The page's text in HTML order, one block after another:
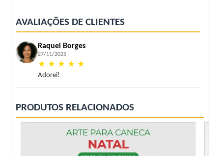
AVALIAÇÕES DE CLIENTES
Raquel Borges
27/11/2025
★ ★ ★ ★ ★
Adorei!
PRODUTOS RELACIONADOS